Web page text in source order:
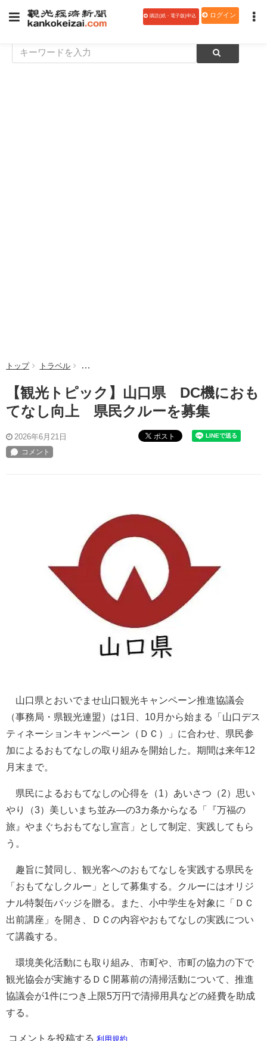
購読(紙・電子版)申込 ログイン
トップ トラベル 【観光トピック】山口県 DC機におもてなし向上
【観光トピック】山口県 DC機におも
てなし向上 県民クルーを募集
2026年6月21日 ポスト
山口県とおいでませ山口観光キャンペーン推進協議会
（事務局・県観光連盟）は1日、10月から始まる「山口デス
ティネーションキャンペーン（ＤＣ）」に合わせ、県民参
加によるおもてなしの取り組みを開始した。期間は来年12
月末まで。
県民によるおもてなしの心得を（1）あいさつ（2）思い
やり（3）美しいまち並み―の3カ条からなる「『万福の
旅』やまぐちおもてなし宣言」として制定、実践してもら
う。
趣旨に賛同し、観光客へのおもてなしを実践する県民を
「おもてなしクルー」として募集する。クルーにはオリジ
ナル特製缶バッジを贈る。また、小中学生を対象に「ＤＣ
出前講座」を開き、ＤＣの内容やおもてなしの実践につい
て講義する。
環境美化活動にも取り組み、市町や、市町の協力の下で
観光協会が実施するＤＣ開幕前の清掃活動について、推進
協議会が1件につき上限5万円で清掃用具などの経費を助成
する。